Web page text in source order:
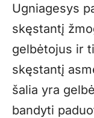
Ugniagesys
skęstantį
gelbėtojus ir
skęstantį
šalia yra
bandyti